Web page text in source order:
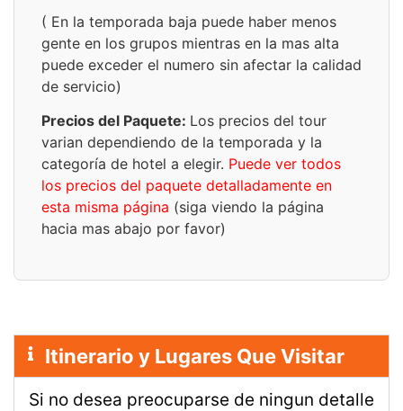
( En la temporada baja puede haber menos
gente en los grupos mientras en la mas alta
puede exceder el numero sin afectar la calidad
de servicio)
Precios del Paquete: Los precios del tour
varian dependiendo de la temporada y la
categoría de hotel a elegir. Puede ver todos
los precios del paquete detalladamente en
esta misma página (siga viendo la página
hacia mas abajo por favor)
Itinerario y Lugares Que Visitar
Si no desea preocuparse de ningun detalle